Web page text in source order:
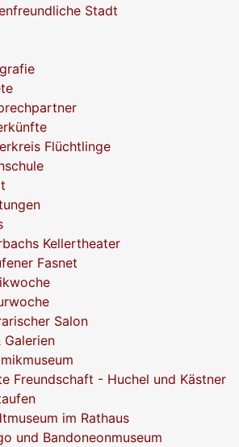
Stadt
Flüchtlinge
Kellertheater
Fasnet
Salon
Galerien
Freundschaft - Huchel und Kästner
im Rathaus
und Bandoneonmuseum